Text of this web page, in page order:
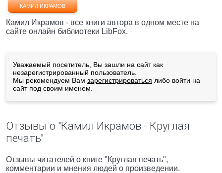
КАМИЛ ИКРАМОВ
Камил Икрамов - все книги автора в одном месте на
сайте онлайн библиотеки LibFox.
Уважаемый посетитель, Вы зашли на сайт как
незарегистрированный пользователь.
Мы рекомендуем Вам зарегистрироваться либо войти на
сайт под своим именем.
Отзывы о "Камил Икрамов - Круглая
печать"
Отзывы читателей о книге "Круглая печать",
комментарии и мнения людей о произведении.